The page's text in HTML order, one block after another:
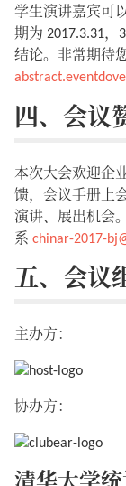
学生演讲嘉宾可
期为 2017.3.31
结论。非常期待
四、会议
本次大会欢迎企
馈，会议手册上
演讲、展出机会
系 chinar-2017-
五、会议
主办方：
协办方：